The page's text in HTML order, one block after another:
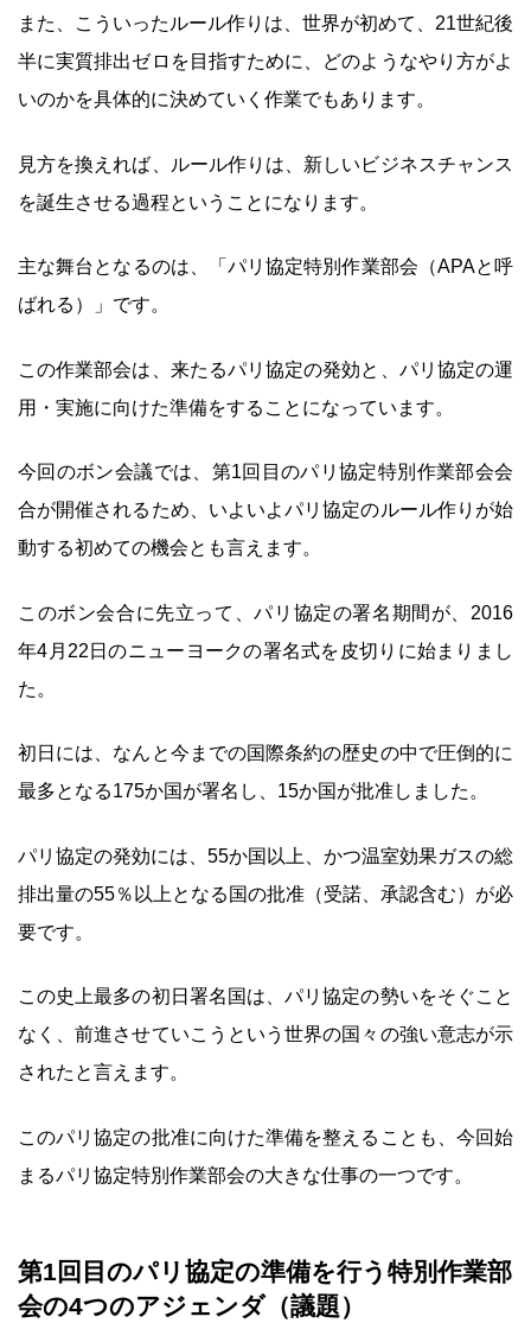
また、こういったルール作りは、世界が初めて、21世紀後
半に実質排出ゼロを目指すために、どのようなやり方がよ
いのかを具体的に決めていく作業でもあります。
見方を換えれば、ルール作りは、新しいビジネスチャンス
を誕生させる過程ということになります。
主な舞台となるのは、「パリ協定特別作業部会（APAと呼
ばれる）」です。
この作業部会は、来たるパリ協定の発効と、パリ協定の運
用・実施に向けた準備をすることになっています。
今回のボン会議では、第1回目のパリ協定特別作業部会会
合が開催されるため、いよいよパリ協定のルール作りが始
動する初めての機会とも言えます。
このボン会合に先立って、パリ協定の署名期間が、2016
年4月22日のニューヨークの署名式を皮切りに始まりまし
た。
初日には、なんと今までの国際条約の歴史の中で圧倒的に
最多となる175か国が署名し、15か国が批准しました。
パリ協定の発効には、55か国以上、かつ温室効果ガスの総
排出量の55％以上となる国の批准（受諾、承認含む）が必
要です。
この史上最多の初日署名国は、パリ協定の勢いをそぐこと
なく、前進させていこうという世界の国々の強い意志が示
されたと言えます。
このパリ協定の批准に向けた準備を整えることも、今回始
まるパリ協定特別作業部会の大きな仕事の一つです。
第1回目のパリ協定の準備を行う特別作業部
会の4つのアジェンダ（議題）